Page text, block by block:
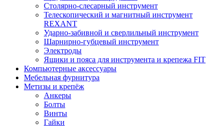
Столярно-слесарный инструмент
Телескопический и магнитный инструмент
REXANT
Ударно-забивной и сверлильный инструмент
Шарнирно-губцевый инструмент
Электроды
Ящики и пояса для инструмента и крепежа FIT
Компьютерные аксессуары
Мебельная фурнитура
Метизы и крепёж
Анкеры
Болты
Винты
Гайки